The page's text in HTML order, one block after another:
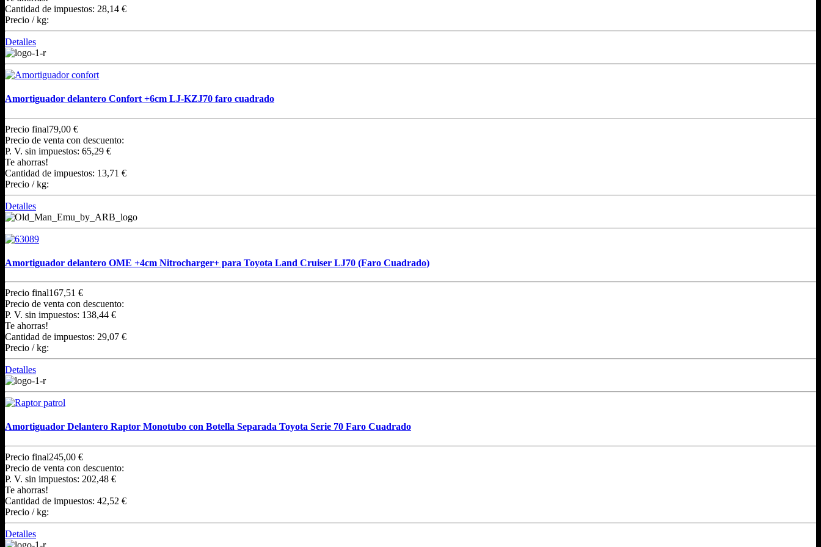
Cantidad de impuestos: 28,14 €
Precio / kg:
Detalles
Amortiguador delantero Confort +6cm LJ-KZJ70 faro cuadrado
Precio final79,00 €
Precio de venta con descuento:
P. V. sin impuestos: 65,29 €
Te ahorras!
Cantidad de impuestos: 13,71 €
Precio / kg:
Detalles
Amortiguador delantero OME +4cm Nitrocharger+ para Toyota Land Cruiser LJ70 (Faro Cuadrado)
Precio final167,51 €
Precio de venta con descuento:
P. V. sin impuestos: 138,44 €
Te ahorras!
Cantidad de impuestos: 29,07 €
Precio / kg:
Detalles
Amortiguador Delantero Raptor Monotubo con Botella Separada Toyota Serie 70 Faro Cuadrado
Precio final245,00 €
Precio de venta con descuento:
P. V. sin impuestos: 202,48 €
Te ahorras!
Cantidad de impuestos: 42,52 €
Precio / kg:
Detalles